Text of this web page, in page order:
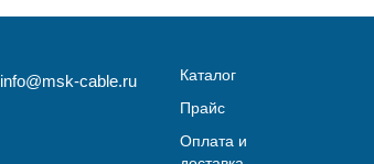
info@msk-cable.ru
Каталог
Прайс
Оплата и